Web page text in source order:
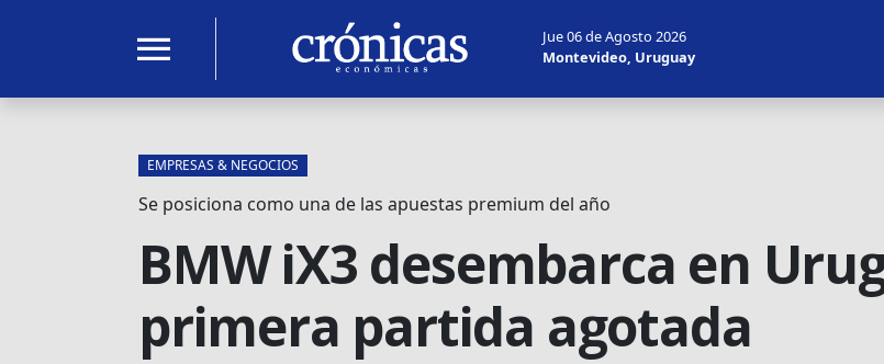
menu
Jue 06 de Agosto 2026
Montevideo, Uruguay
EMPRESAS & NEGOCIOS
Se posiciona como una de las apuestas premium del año
BMW iX3 desembarca en
primera partida agotada